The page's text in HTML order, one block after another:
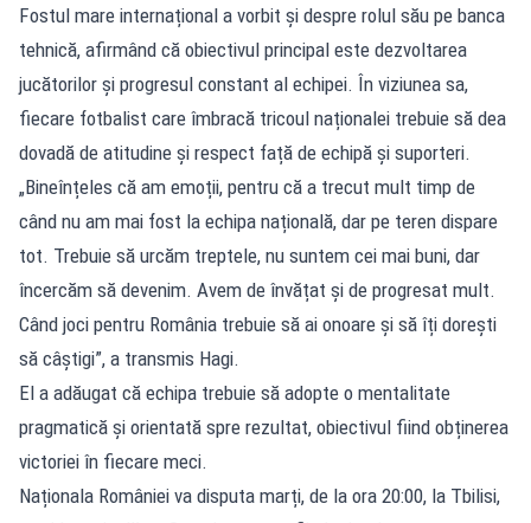
Fostul mare internațional a vorbit și despre rolul său pe banca
tehnică, afirmând că obiectivul principal este dezvoltarea
jucătorilor și progresul constant al echipei. În viziunea sa,
fiecare fotbalist care îmbracă tricoul naționalei trebuie să dea
dovadă de atitudine și respect față de echipă și suporteri.
„Bineînțeles că am emoții, pentru că a trecut mult timp de
când nu am mai fost la echipa națională, dar pe teren dispare
tot. Trebuie să urcăm treptele, nu suntem cei mai buni, dar
încercăm să devenim. Avem de învățat și de progresat mult.
Când joci pentru România trebuie să ai onoare și să îți dorești
să câștigi”, a transmis Hagi.
El a adăugat că echipa trebuie să adopte o mentalitate
pragmatică și orientată spre rezultat, obiectivul fiind obținerea
victoriei în fiecare meci.
Naționala României va disputa marți, de la ora 20:00, la Tbilisi,